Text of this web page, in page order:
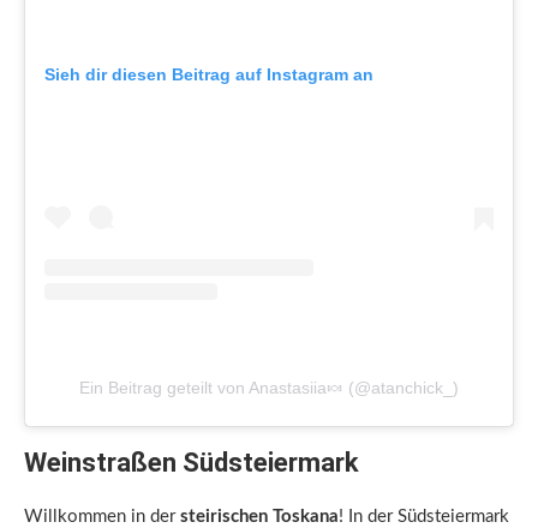
Sieh dir diesen Beitrag auf Instagram an
Ein Beitrag geteilt von Anastasiia🍬 (@atanchick_)
Weinstraßen Südsteiermark
Willkommen in der steirischen Toskana! In der Südsteiermark